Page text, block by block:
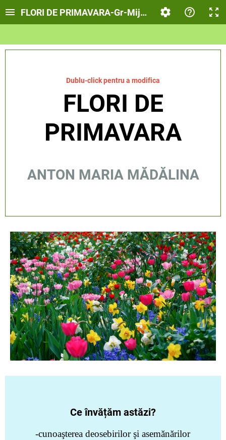
FLORI DE PRIMAVARA-Gr-Mijlocie
Dublu-click pentru a modifica
FLORI DE
PRIMAVARA
ANTON MARIA MĂDĂLINA
Ce învățăm astăzi?
-cunoaşterea deosebirilor şi asemănărilor